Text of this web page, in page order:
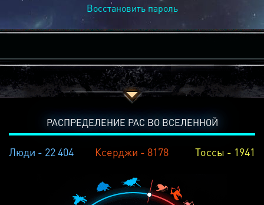
Восстановить пароль
РАСПРЕДЕЛЕНИЕ РАС ВО ВСЕЛЕННОЙ
Люди - 22 404 Ксерджи - 8178 Тоссы - 1941